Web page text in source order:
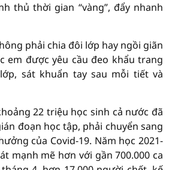
thủ thời gian “vàng”, đẩy nhanh
phải chia đôi lớp hay ngồi giãn
em được yêu cầu đeo khẩu trang
sát khuẩn tay sau mỗi tiết và
22 triệu học sinh cả nước đã
đoạn học tập, phải chuyển sang
của Covid-19. Năm học 2021-
mạnh mẽ hơn với gần 700.000 ca